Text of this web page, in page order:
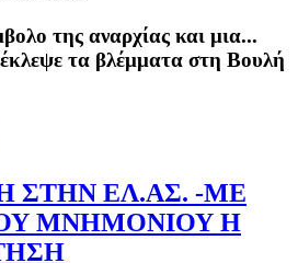
της αναρχίας και μια...
τα βλέμματα στη Βουλή
ΣΤΗΝ ΕΛ.ΑΣ. -ΜΕ
ΜΝΗΜΟΝΙΟΥ Η